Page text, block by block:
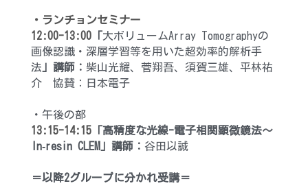
・ランチョンセミナー
12:00-13:00
大ボリュームArray Tomographyの
画像認識・深層学習等を用いた超効率的解析手
法 」講師： 柴山光耀、菅翔吾、須賀三雄、平林祐
介 協賛：日本電子
・午後の部
13:15-14:15 「高精度な光線-電子相関顕微鏡法〜
In‑resin CLEM」講師： 谷田以誠
＝以降2グループに分かれ受講＝